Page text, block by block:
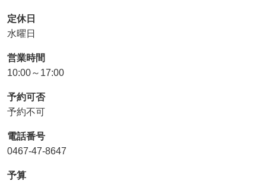
定休日
水曜日
営業時間
10:00～17:00
予約可否
予約不可
電話番号
0467-47-8647
予算